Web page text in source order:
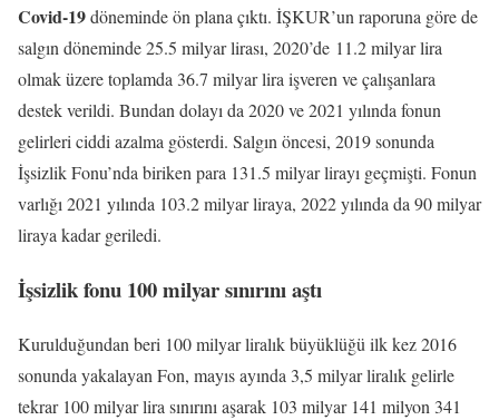
Covid-19döneminde ön plana çıktı. İŞKUR’un raporuna göre de
salgın döneminde 25.5 milyar lirası, 2020’de 11.2 milyar lira
olmak üzere toplamda 36.7 milyar lira işveren ve çalışanlara
destek verildi. Bundan dolayı da 2020 ve 2021 yılında fonun
gelirleri ciddi azalma gösterdi. Salgın öncesi, 2019 sonunda
İşsizlik Fonu’nda biriken para 131.5 milyar lirayı geçmişti. Fonun
varlığı 2021 yılında 103.2 milyar liraya, 2022 yılında da 90 milyar
liraya kadar geriledi.
İşsizlik fonu 100 milyar sınırını aştı
Kurulduğundan beri 100 milyar liralık büyüklüğü ilk kez 2016
sonunda yakalayan Fon, mayıs ayında 3,5 milyar liralık gelirle
tekrar 100 milyar lira sınırını aşarak 103 milyar 141 milyon 341